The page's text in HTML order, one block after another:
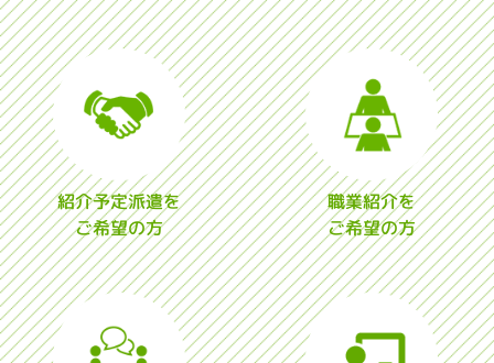
紹介予定派遣を
ご希望の方
職業紹介を
ご希望の方